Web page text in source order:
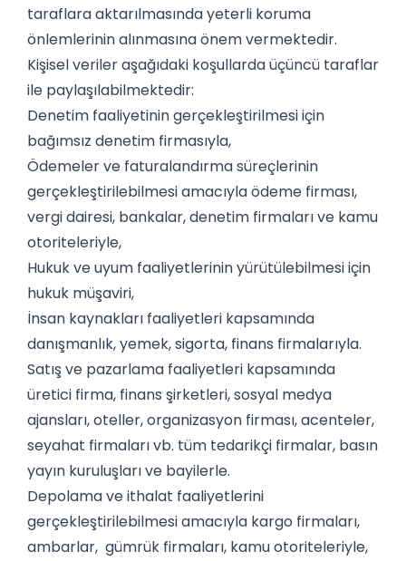
taraflara aktarılmasında yeterli koruma
önlemlerinin alınmasına önem vermektedir.
Kişisel veriler aşağıdaki koşullarda üçüncü taraflar
ile paylaşılabilmektedir:
Denetim faaliyetinin gerçekleştirilmesi için
bağımsız denetim firmasıyla,
Ödemeler ve faturalandırma süreçlerinin
gerçekleştirilebilmesi amacıyla ödeme firması,
vergi dairesi, bankalar, denetim firmaları ve kamu
otoriteleriyle,
Hukuk ve uyum faaliyetlerinin yürütülebilmesi için
hukuk müşaviri,
İnsan kaynakları faaliyetleri kapsamında
danışmanlık, yemek, sigorta, finans firmalarıyla.
Satış ve pazarlama faaliyetleri kapsamında
üretici firma, finans şirketleri, sosyal medya
ajansları, oteller, organizasyon firması, acenteler,
seyahat firmaları vb. tüm tedarikçi firmalar, basın
yayın kuruluşları ve bayilerle.
Depolama ve ithalat faaliyetlerini
gerçekleştirilebilmesi amacıyla kargo firmaları,
ambarlar, gümrük firmaları, kamu otoriteleriyle,